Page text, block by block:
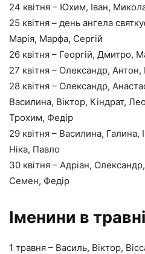
24 квітня – Юхим, Іван,
25 квітня – день ангела
Марія, Марфа, Сергій
26 квітня – Георгій, Дмитро,
27 квітня – Олександр,
28 квітня – Олександр,
Василина, Віктор, Кіндрат,
Трохим, Федір
29 квітня – Василина,
Ніка, Павло
30 квітня – Адріан,
Семен, Федір
Іменини в
1 травня – Василь, Віктор,